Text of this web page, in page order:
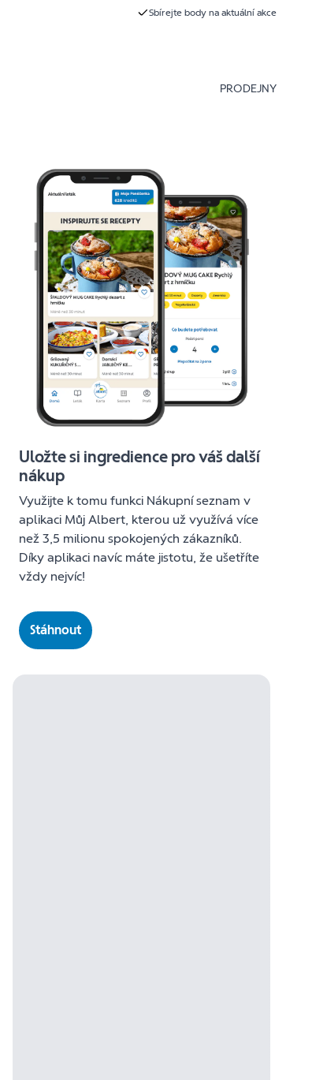
Sbírejte body na aktuální akce
PRODEJNY
Uložte si ingredience pro váš další
nákup
Využijte k tomu funkci Nákupní seznam v
aplikaci Můj Albert, kterou už využívá více
než 3,5 milionu spokojených zákazníků.
Díky aplikaci navíc máte jistotu, že ušetříte
vždy nejvíc!
Stáhnout